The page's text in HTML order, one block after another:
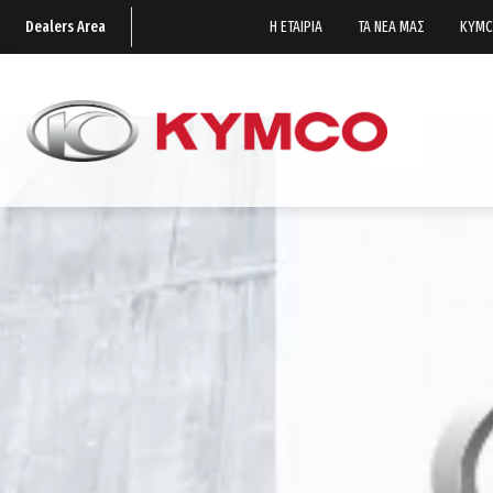
Dealers Area Η ΕΤΑΙΡΙΑ ΤΑ ΝΕΑ ΜΑΣ